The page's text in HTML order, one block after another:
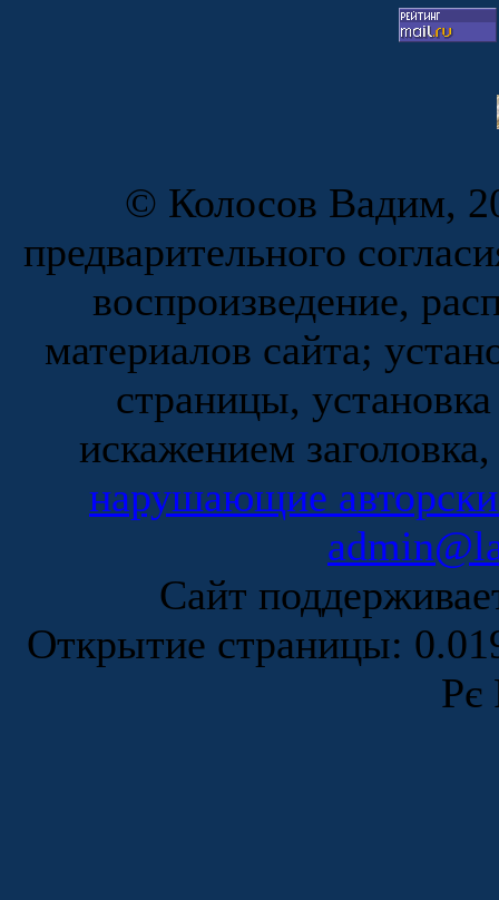
© Колосов Вадим,
предварительного
воспроизведение,
материалов сайта;
страницы,
искажением
нарушающие
Сайт
Открытие страницы:
Рє